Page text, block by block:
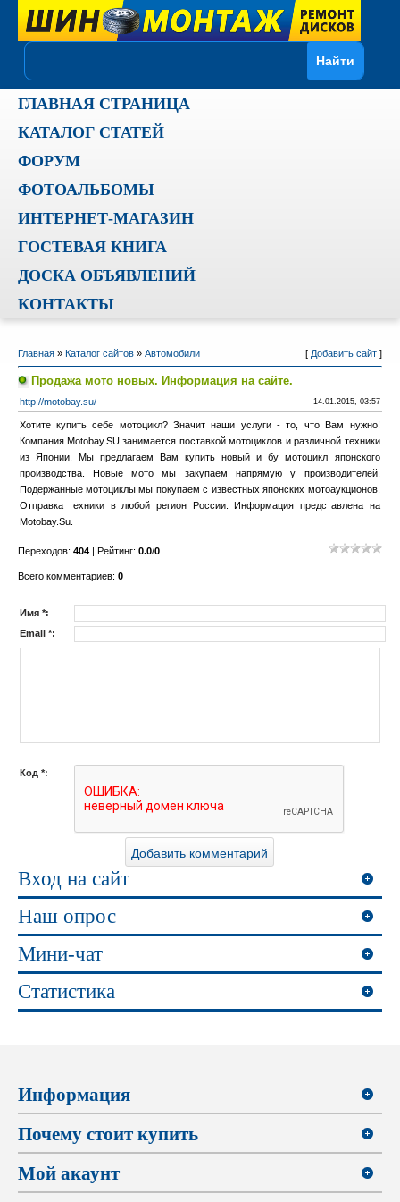
ГЛАВНАЯ СТРАНИЦА
КАТАЛОГ СТАТЕЙ
ФОРУМ
ФОТОАЛЬБОМЫ
ИНТЕРНЕТ-МАГАЗИН
ГОСТЕВАЯ КНИГА
ДОСКА ОБЪЯВЛЕНИЙ
КОНТАКТЫ
Главная» Каталог сайтов» Автомобили [ Добавить сайт]
Продажа мото новых. Информация на сайте.
http://motobay.su/ 14.01.2015, 03:57
Хотите купить себе мотоцикл? Значит наши услуги - то, что Вам нужно!
Компания Motobay.SU занимается поставкой мотоциклов и различной техники
из Японии. Мы предлагаем Вам купить новый и бу мотоцикл японского
производства. Новые мото мы закупаем напрямую у производителей.
Подержанные мотоциклы мы покупаем с известных японских мотоаукционов.
Отправка техники в любой регион России. Информация представлена на
Motobay.Su.
Переходов: 404| Рейтинг: 0.0/0
Всего комментариев: 0
Имя *:
Email *:
Код *:
Вход на сайт
Наш опрос
Мини-чат
Статистика
Информация
Почему стоит купить
Мой акаунт